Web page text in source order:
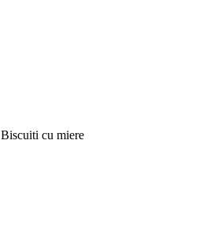
Biscuiti cu miere